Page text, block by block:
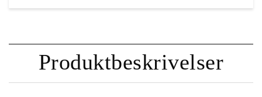
Produktbeskrivelser